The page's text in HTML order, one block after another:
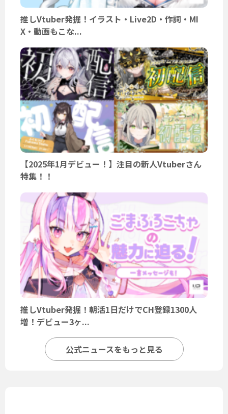
推しVtuber発掘！イラスト・Live2D・作詞・MI
X・動画もこな...
【2025年1月デビュー！】注目の新人Vtuberさん
特集！！
推しVtuber発掘！朝活1日だけでCH登録1300人
増！デビュー3ヶ...
公式ニュースをもっと見る